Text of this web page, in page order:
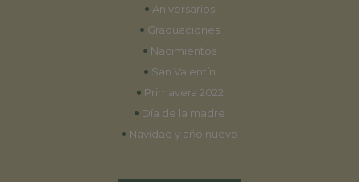
• Aniversarios
• Graduaciones
• Nacimientos
• San Valentín
• Primavera 2022
• Día de la madre
• Navidad y año nuevo